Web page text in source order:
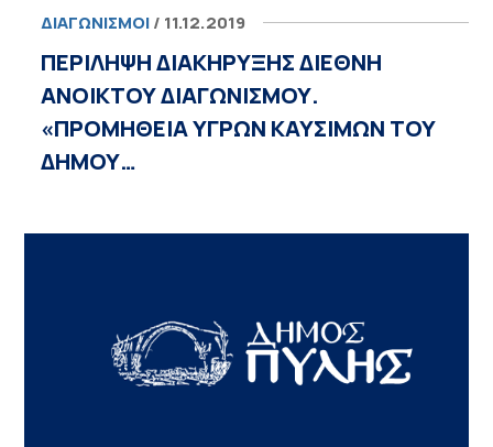
ΔΙΑΓΩΝΙΣΜΟΊ/ 11.12.2019
ΠΕΡΙΛΗΨΗ ΔΙΑΚΗΡΥΞΗΣ ΔΙΕΘΝΗ
ΑΝΟΙΚΤΟΥ ΔΙΑΓΩΝΙΣΜΟΥ.
«ΠΡΟΜΗΘΕΙΑ ΥΓΡΩΝ ΚΑΥΣΙΜΩΝ ΤΟΥ
ΔΗΜΟΥ…